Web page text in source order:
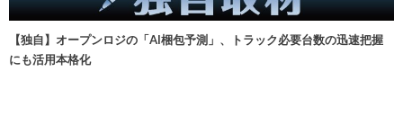
【独自】オープンロジの「AI梱包予測」、トラック必要台数の迅速把握
にも活用本格化